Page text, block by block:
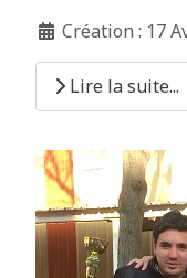
Création : 17
Lire la suite...